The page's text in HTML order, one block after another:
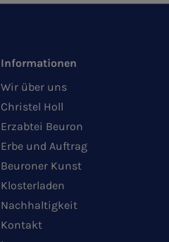
Informationen
Wir über uns
Christel Holl
Erzabtei Beuron
Erbe und Auftrag
Beuroner Kunst
Klosterladen
Nachhaltigkeit
Kontakt